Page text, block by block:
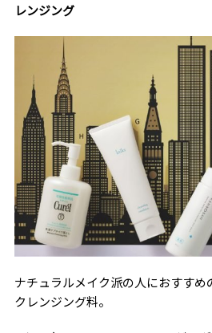
レンジング
ナチュラルメイク派の人におすす
クレンジング料。